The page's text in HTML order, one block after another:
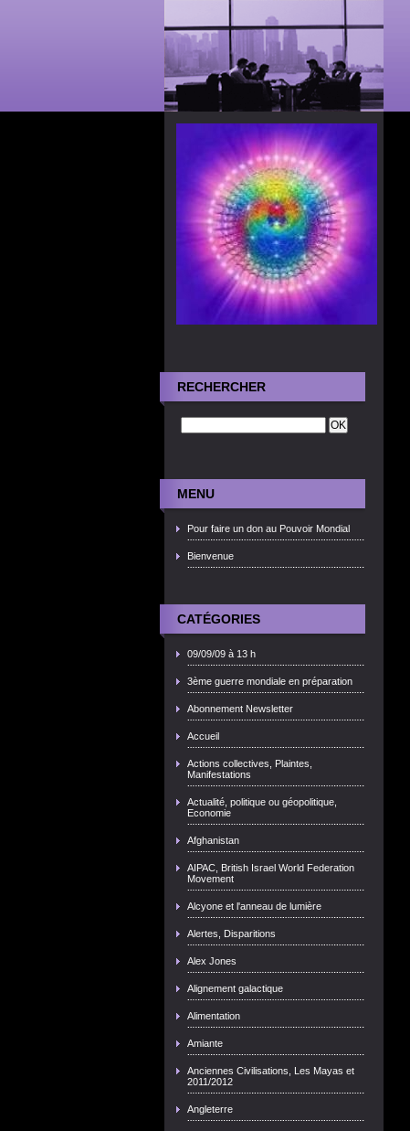
RECHERCHER
MENU
Pour faire un don au Pouvoir Mondial
Bienvenue
CATÉGORIES
09/09/09 à 13 h
3ème guerre mondiale en préparation
Abonnement Newsletter
Accueil
Actions collectives, Plaintes,
Manifestations
Actualité, politique ou géopolitique,
Economie
Afghanistan
AIPAC, British Israel World Federation
Movement
Alcyone et l'anneau de lumière
Alertes, Disparitions
Alex Jones
Alignement galactique
Alimentation
Amiante
Anciennes Civilisations, Les Mayas et
2011/2012
Angleterre